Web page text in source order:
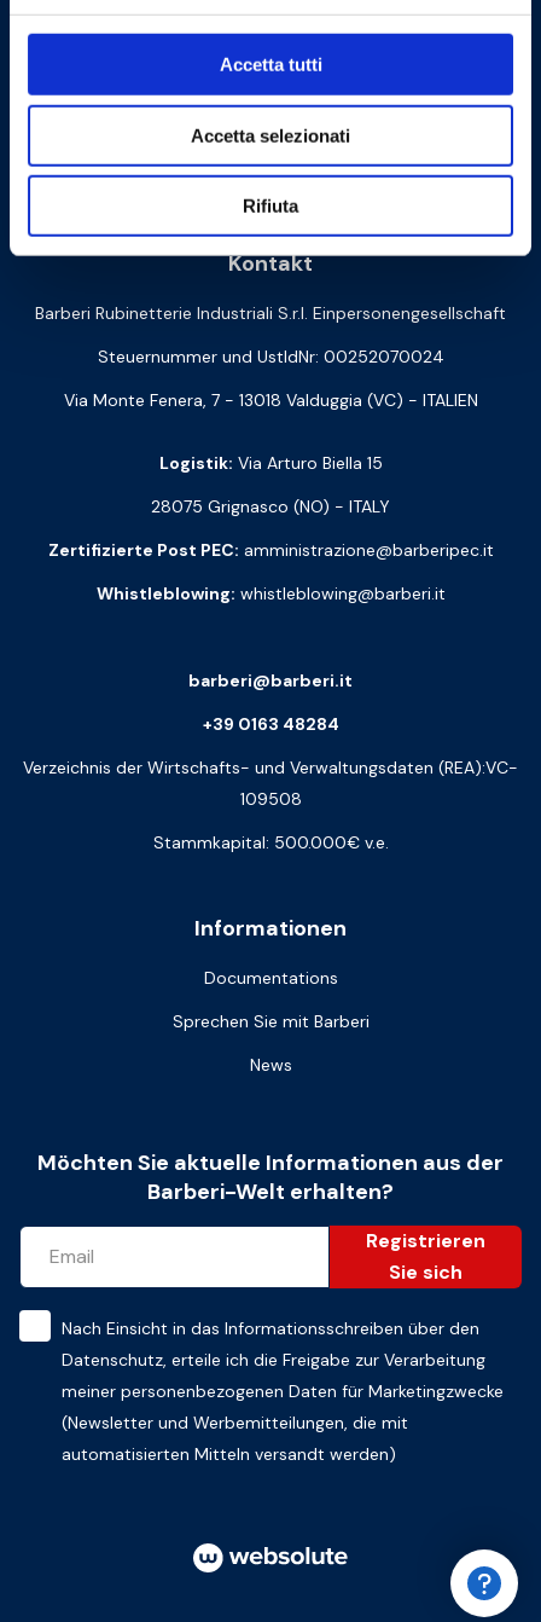
Accetta tutti
Accetta selezionati
Rifiuta
Cookie Policy Privacy Policy
Kontakt
Barberi Rubinetterie Industriali S.r.l. Einpersonengesellschaft
Steuernummer und UstIdNr: 00252070024
Via Monte Fenera, 7 - 13018 Valduggia (VC) - ITALIEN
Logistik: Via Arturo Biella 15
28075 Grignasco (NO) - ITALY
Zertifizierte Post PEC: amministrazione@barberipec.it
Whistleblowing: whistleblowing@barberi.it
Informationen
Documentations
Sprechen Sie mit Barberi
News
barberi@barberi.it
+39 0163 48284
Verzeichnis der Wirtschafts- und Verwaltungsdaten (REA):VC-
109508
Stammkapital: 500.000€ v.e.
Möchten Sie aktuelle Informationen aus der
Barberi-Welt erhalten?
Registrieren
Sie sich
Nach Einsicht in das Informationsschreiben über den
Datenschutz, erteile ich die Freigabe zur Verarbeitung
meiner personenbezogenen Daten für Marketingzwecke
(Newsletter und Werbemitteilungen, die mit
automatisierten Mitteln versandt werden)